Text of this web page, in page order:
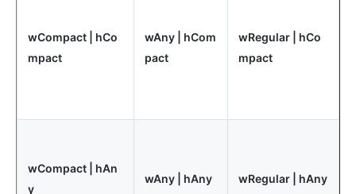
wCompact | hCo
mpact
wAny | hCom
pact
wRegular | hCo
mpact
wCompact | hAn
y
wAny | hAny wRegular | hAny